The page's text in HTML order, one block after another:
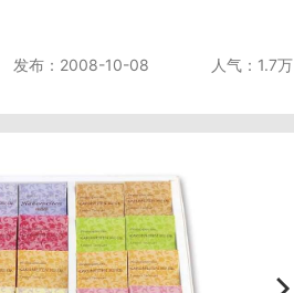
发布：2008-10-08 人气：1.7万